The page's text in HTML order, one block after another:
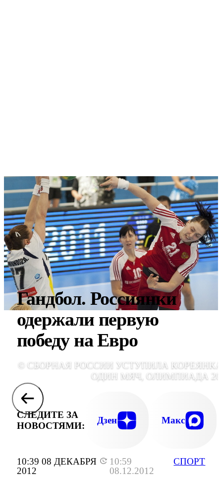
10:39 08 ДЕКАБРЯ
2012
10:59
08.12.2012
СПОРТ
Гандбол. Россиянки
одержали первую
победу на Евро
© СБОРНАЯ РОССИИ УСТУПИЛА
ОДИН МЯЧ, ОЛИМПИАДА
СЛЕДИТЕ ЗА
НОВОСТЯМИ:
Дзен Макс